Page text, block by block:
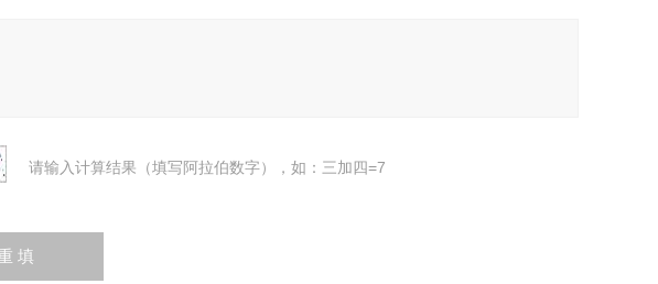
请输入计算结果（填写阿拉伯数字），如：三加四=7